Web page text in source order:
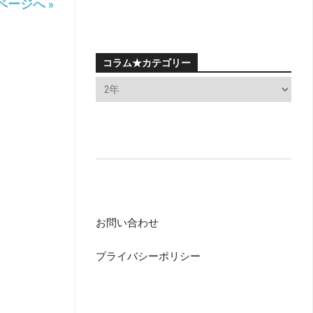
ージへ »
コラム★カテゴリー
お問い合わせ
プライバシーポリシー